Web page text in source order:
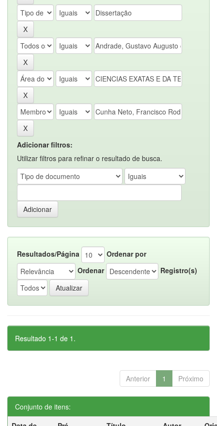
Adicionar filtros:
Utilizar filtros para refinar o resultado de busca.
Resultados/Página
Ordenar por
Ordenar
Registro(s)
Resultado 1-1 de 1.
Anterior 1 Próximo
Conjunto de itens: